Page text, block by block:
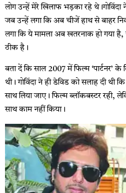
लोग उन्हें मेरे खिलाफ भड़का रहे
जब उन्हें लगा कि अब चीजें हाथ से बाहर
लगा कि ये मामला अब खतरनाक हो गया
ठीक है।
बता दें कि साल 2007 में फिल्म ‘पार्टनर’ के
थी। गोविंदा ने ही डेविड को सलाह दी थी
साथ लिया जाए। फिल्म ब्लॉकबस्टर रही,
साथ काम नहीं किया।